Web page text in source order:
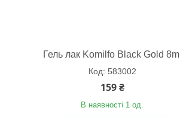
Гель лак Komilfo Black Gold 8ml
583002
159 ₴
В наявності 1 од.